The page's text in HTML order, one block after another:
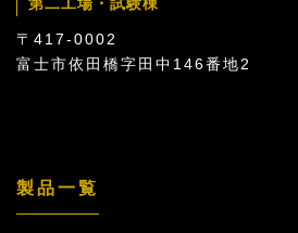
〒417-0002
富士市依田橋字田中146番地2
製品一覧